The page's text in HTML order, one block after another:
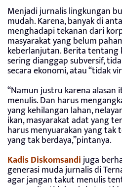
Menjadi jurnalis lingkungan
mudah. Karena, banyak di
menghadapi tekanan dari
masyarakat yang belum
keberlanjutan. Berita tentang
sering dianggap subversif,
secara ekonomi, atau “tidak
“Namun justru karena alasan
menulis. Dan harus
yang kehilangan lahan,
ikan, masyarakat adat yang
harus menyuarakan yang tak
yang tak berdaya,”pintanya.
Kadis Diskomsandijuga
generasi muda jurnalis di
agar jangan takut menulis